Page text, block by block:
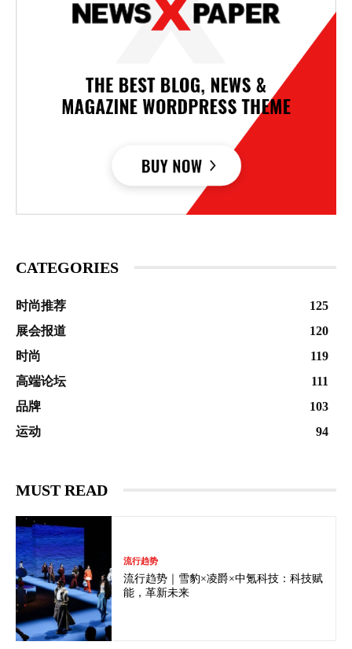
CATEGORIES
时尚推荐
125
展会报道
120
时尚
119
高端论坛
111
品牌
103
运动
94
MUST READ
流行趋势
流行趋势｜雪豹×凌爵×中氪科技：科技赋
能，革新未来